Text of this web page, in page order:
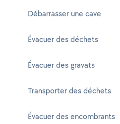
Débarrasser une cave
Évacuer des déchets
Évacuer des gravats
Transporter des déchets
Évacuer des encombrants